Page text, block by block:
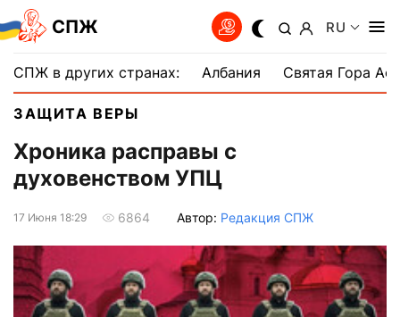
СПЖ RU
СПЖ в других странах: Албания Святая Гора
ЗАЩИТА ВЕРЫ
Хроника расправы с
духовенством УПЦ
17 Июня 18:29 6864 Автор: Редакция СПЖ